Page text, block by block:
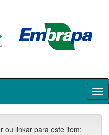
ou linkar para este item: